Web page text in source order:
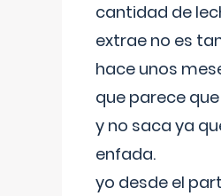
cantidad de
extrae no es
hace unos
que parece
y no saca ya
enfada.
yo desde el